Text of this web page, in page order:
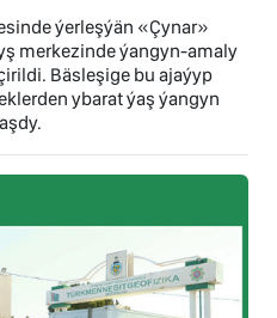
ýerleşýän «Çynar»
merkezinde ýangyn-amaly
Bäsleşige bu ajaýyp
ybarat ýaş ýangyn